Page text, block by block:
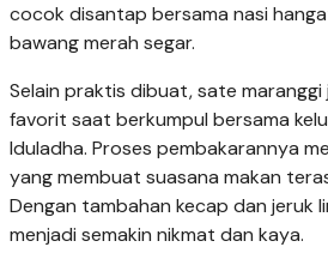
cocok disantap bersama nasi
bawang merah segar.
Selain praktis dibuat, sate maranggi
favorit saat berkumpul bersama
Iduladha. Proses pembakarannya
yang membuat suasana makan
Dengan tambahan kecap dan jeruk
menjadi semakin nikmat dan kaya.